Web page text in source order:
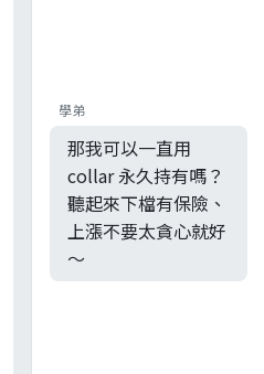
學弟
那我可以一直用
collar 永久持有嗎？
聽起來下檔有保險、
上漲不要太貪心就好
～